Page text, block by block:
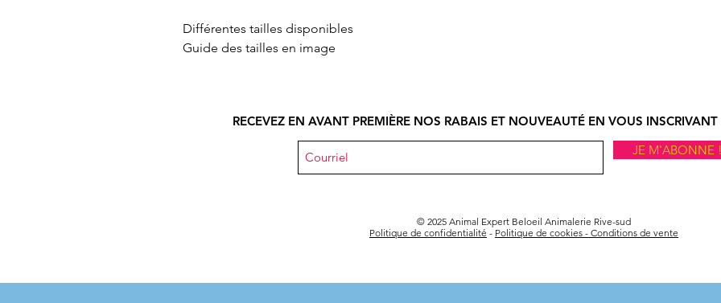
Différentes tailles disponibles
Guide des tailles en image
RECEVEZ EN AVANT PREMIÈRE NOS RABAIS ET NOUVEAUTÉ EN VOUS
JE M'ABONNE !
© 2025 Animal Expert Beloeil Animalerie Rive-sud
Politique de confidentialité - Politique de cookies - Conditions de vente